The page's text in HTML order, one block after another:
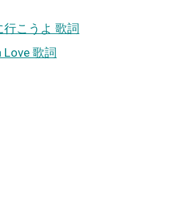
こうよ 歌詞
歌詞